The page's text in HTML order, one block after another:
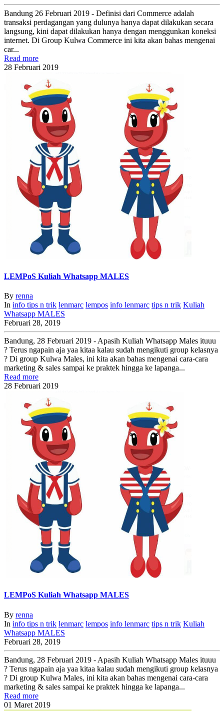
Bandung 26 Februari 2019 - Definisi dari Commerce adalah
transaksi perdagangan yang dulunya hanya dapat dilakukan secara
langsung, kini dapat dilakukan hanya dengan menggunkan koneksi
internet. Di Group Kulwa Commerce ini kita akan bahas mengenai
car...
Read more
28 Februari 2019
LEMPoS Kuliah Whatsapp MALES
By renna
In info tips n trik lenmarc lempos info lenmarc tips n trik Kuliah
Whatsapp MALES
Februari 28, 2019
Bandung, 28 Februari 2019 - Apasih Kuliah Whatsapp Males ituuu
? Terus ngapain aja yaa kitaa kalau sudah mengikuti group kelasnya
? Di group Kulwa Males, ini kita akan bahas mengenai cara-cara
marketing & sales sampai ke praktek hingga ke lapanga...
Read more
28 Februari 2019
LEMPoS Kuliah Whatsapp MALES
By renna
In info tips n trik lenmarc lempos info lenmarc tips n trik Kuliah
Whatsapp MALES
Februari 28, 2019
Bandung, 28 Februari 2019 - Apasih Kuliah Whatsapp Males ituuu
? Terus ngapain aja yaa kitaa kalau sudah mengikuti group kelasnya
? Di group Kulwa Males, ini kita akan bahas mengenai cara-cara
marketing & sales sampai ke praktek hingga ke lapanga...
Read more
01 Maret 2019